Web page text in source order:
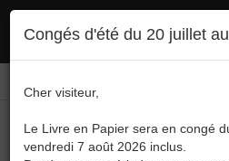
l'utilisation :politique en matière de
Congés d'été du 20 juillet
Cher visiteur,
Le Livre en Papier sera en congé
vendredi 7 août 2026 inclus.